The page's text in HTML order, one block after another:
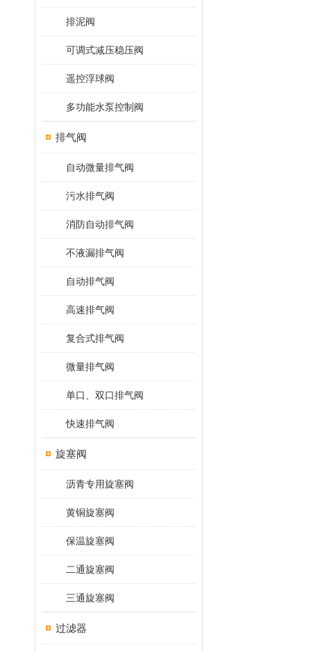
排泥阀
可调式减压稳压阀
遥控浮球阀
多功能水泵控制阀
排气阀
自动微量排气阀
污水排气阀
消防自动排气阀
不液漏排气阀
自动排气阀
高速排气阀
复合式排气阀
微量排气阀
单口、双口排气阀
快速排气阀
旋塞阀
沥青专用旋塞阀
黄铜旋塞阀
保温旋塞阀
二通旋塞阀
三通旋塞阀
过滤器